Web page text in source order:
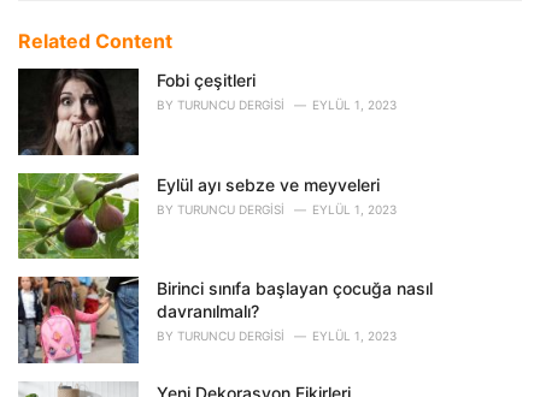
e
e
:
Related Content
Fobi çeşitleri
BY TURUNCU DERGISI EYLÜL 1, 2023
Eylül ayı sebze ve meyveleri
BY TURUNCU DERGISI EYLÜL 1, 2023
Birinci sınıfa başlayan çocuğa nasıl
davranılmalı?
BY TURUNCU DERGISI EYLÜL 1, 2023